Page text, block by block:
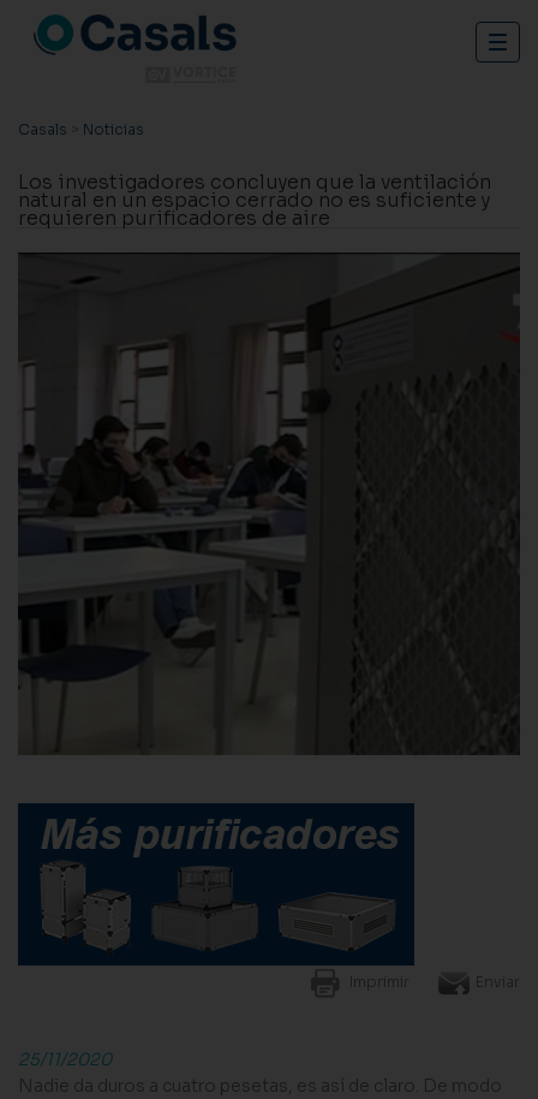
Casals > Noticias
Los investigadores concluyen que la ventilación
natural en un espacio cerrado no es suficiente y
requieren purificadores de aire
Imprimir Enviar
25/11/2020
Nadie da duros a cuatro pesetas, es así de claro. De modo